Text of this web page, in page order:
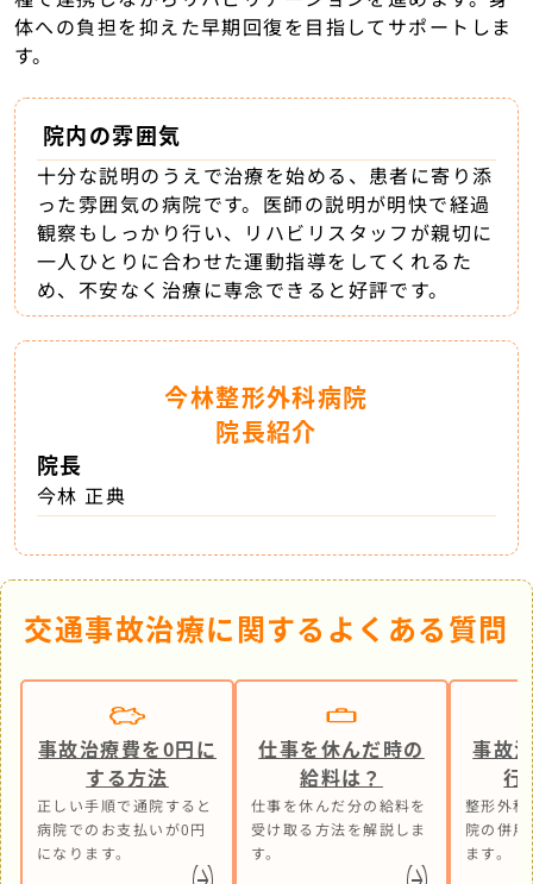
体への負担を抑えた早期回復を目指してサポートしま
す。
院内の雰囲気
十分な説明のうえで治療を始める、患者に寄り添
った雰囲気の病院です。医師の説明が明快で経過
観察もしっかり行い、リハビリスタッフが親切に
一人ひとりに合わせた運動指導をしてくれるた
め、不安なく治療に専念できると好評です。
今林整形外科病院
院長紹介
院長
今林 正典
交通事故治療に関するよくある質問
事故治療費を0円に
する方法
正しい手順で通院すると
病院でのお支払いが0円
になります。
仕事を休んだ時の
給料は？
仕事を休んだ分の給料を
受け取る方法を解説しま
す。
事故
行
整形外
院の併
ます。